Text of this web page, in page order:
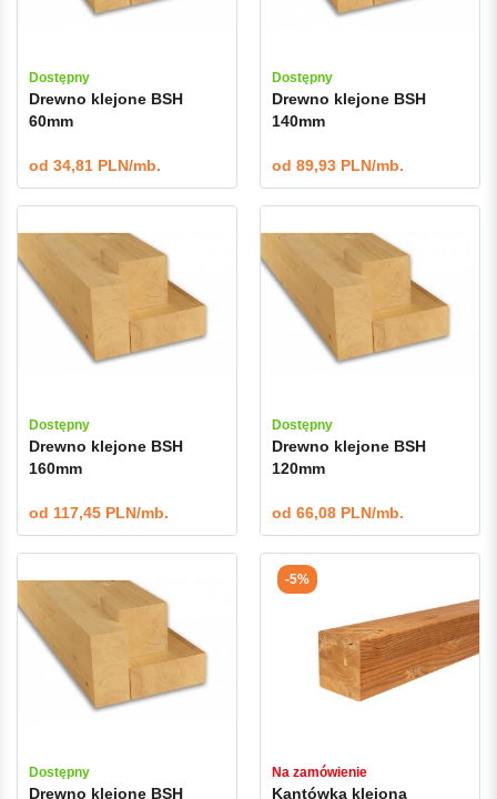
Dostępny
Drewno klejone BSH
60mm
od 34,81 PLN/mb.
Dostępny
Drewno klejone BSH
140mm
od 89,93 PLN/mb.
Dostępny
Drewno klejone BSH
160mm
od 117,45 PLN/mb.
Dostępny
Drewno klejone BSH
120mm
od 66,08 PLN/mb.
Dostępny
Drewno klejone BSH
-5%
Na zamówienie
Kantówka klejona